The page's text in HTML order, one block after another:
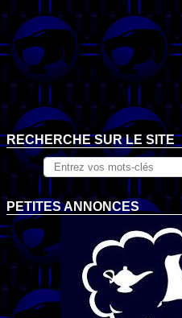
RECHERCHE SUR LE SITE
PETITES ANNONCES